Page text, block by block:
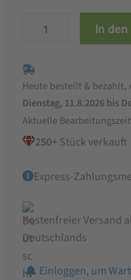
Streich’s
Arrabitom
-
Tomate,
Cayenne,
135g
In
Heute bestellt &
Dienstag, 11.8.2026 bis
Aktuelle
250+Stück verkauft
Express-
Kostenfreier Versand
Deutschlands
Einloggen, um